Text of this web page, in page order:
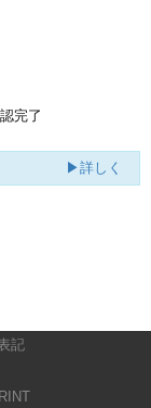
完了
▶詳しく
記